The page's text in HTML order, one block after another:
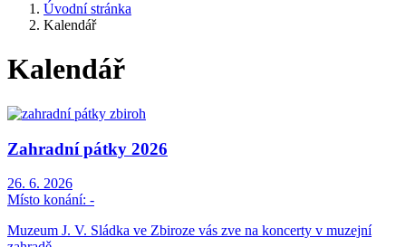
Úvodní stránka
Kalendář
Kalendář
Zahradní pátky 2026
26. 6. 2026
Místo konání: -
Muzeum J. V. Sládka ve Zbiroze vás zve na koncerty v muzejní